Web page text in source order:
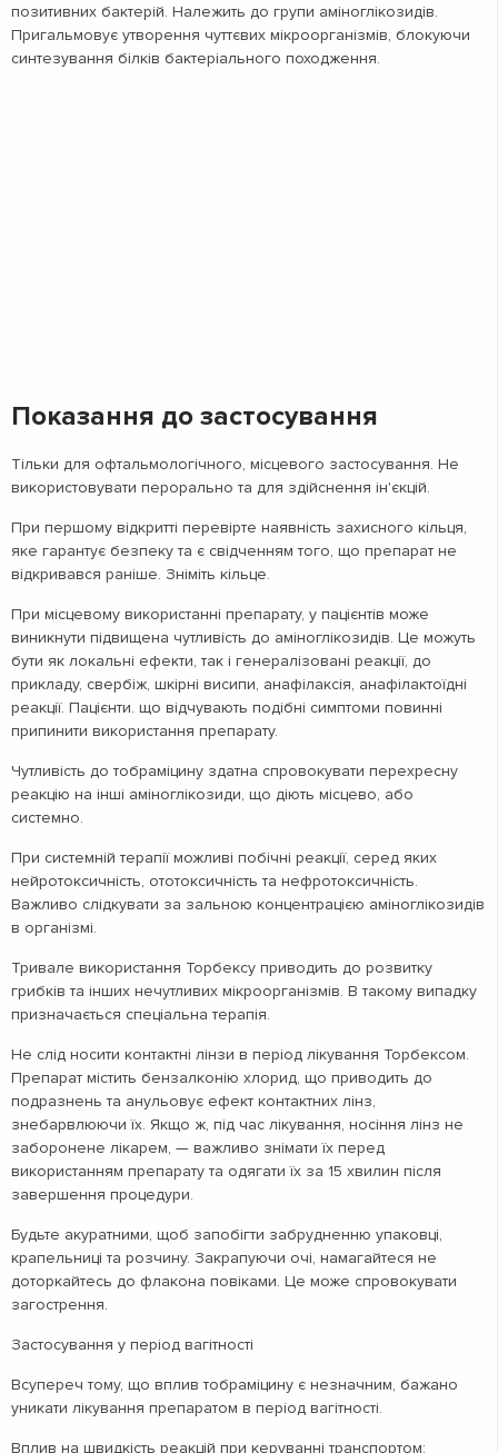
позитивних бактерій. Належить до групи аміноглікозидів.
Пригальмовує утворення чуттєвих мікроорганізмів, блокуючи
синтезування білків бактеріального походження.
Показання до застосування
Тільки для офтальмологічного, місцевого застосування. Не
використовувати перорально та для здійснення ін'єкцій.
При першому відкритті перевірте наявність захисного кільця,
яке гарантує безпеку та є свідченням того, що препарат не
відкривався раніше. Зніміть кільце.
При місцевому використанні препарату, у пацієнтів може
виникнути підвищена чутливість до аміноглікозидів. Це можуть
бути як локальні ефекти, так і генералізовані реакції, до
прикладу, свербіж, шкірні висипи, анафілаксія, анафілактоїдні
реакції. Пацієнти. що відчувають подібні симптоми повинні
припинити використання препарату.
Чутливість до тобраміцину здатна спровокувати перехресну
реакцію на інші аміноглікозиди, що діють місцево, або
системно.
При системній терапії можливі побічні реакції, серед яких
нейротоксичність, ототоксичність та нефротоксичність.
Важливо слідкувати за зальною концентрацією аміноглікозидів
в організмі.
Тривале використання Торбексу приводить до розвитку
грибків та інших нечутливих мікроорганізмів. В такому випадку
призначається спеціальна терапія.
Не слід носити контактні лінзи в період лікування Торбексом.
Препарат містить бензалконію хлорид, що приводить до
подразнень та анульовує ефект контактних лінз,
знебарвлюючи їх. Якщо ж, під час лікування, носіння лінз не
заборонене лікарем, — важливо знімати їх перед
використанням препарату та одягати їх за 15 хвилин після
завершення процедури.
Будьте акуратними, щоб запобігти забрудненню упаковці,
крапельниці та розчину. Закрапуючи очі, намагайтеся не
доторкайтесь до флакона повіками. Це може спровокувати
загострення.
Застосування у період вагітності
Всупереч тому, що вплив тобраміцину є незначним, бажано
уникати лікування препаратом в період вагітності.
Вплив на швидкість реакцій при керуванні транспортом: